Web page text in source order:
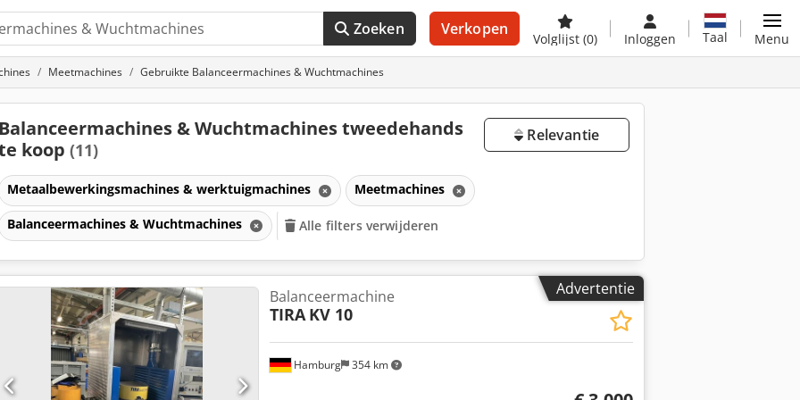
Zoeken Verkopen
Volglijst (0) Inloggen Taal Menu
Meetmachines Gebruikte Balanceermachines & Wuchtmachines
& Wuchtmachines tweedehands
koop (11)
Relevantie
Metaalbewerkingsmachines & werktuigmachines Meetmachines
Balanceermachines & Wuchtmachines Alle filters verwijderen
Advertentie
Hamburg 354 km
Balanceermachine
TIRA KV 10